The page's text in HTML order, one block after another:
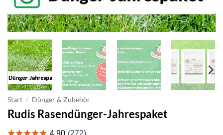
Start / Dünger & Zubehör
Rudis Rasendünger-Jahrespaket